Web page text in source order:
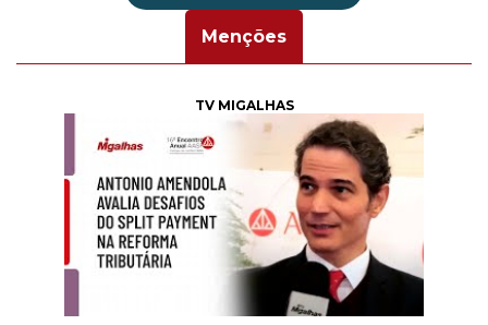
Menções
TV MIGALHAS